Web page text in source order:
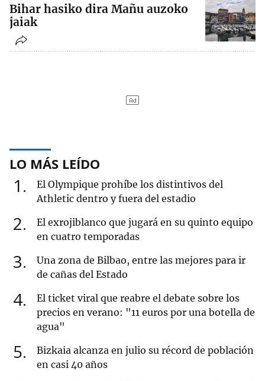
Bihar hasiko dira Mañu auzoko
jaiak
LO MÁS LEÍDO
1
El Olympique prohíbe los distintivos del
Athletic dentro y fuera del estadio
2
El exrojiblanco que jugará en su quinto equipo
en cuatro temporadas
3
Una zona de Bilbao, entre las mejores para ir
de cañas del Estado
4
El ticket viral que reabre el debate sobre los
precios en verano: "11 euros por una botella de
agua"
5
Bizkaia alcanza en julio su récord de población
en casi 40 años